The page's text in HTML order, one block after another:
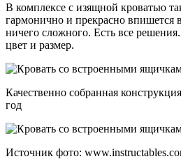
В комплексе с изящной кроватью
гармонично и прекрасно впишется
ничего сложного. Есть все
цвет и размер.
Качественно собранная
год
Источник фото: